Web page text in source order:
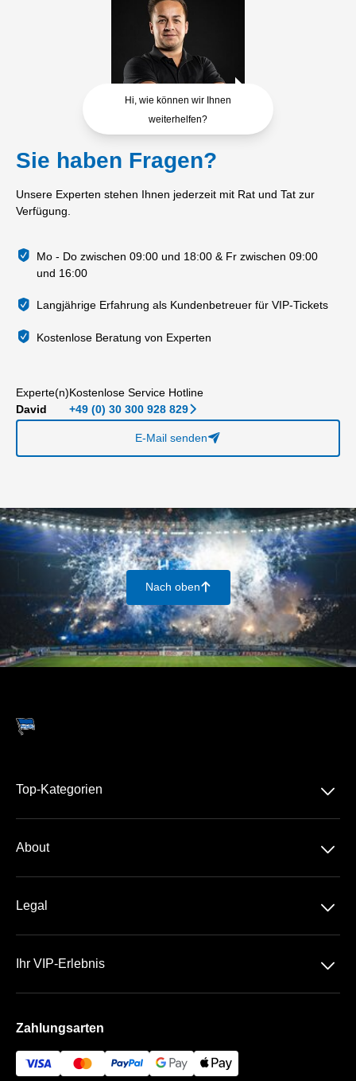
Hi, wie können wir Ihnen
weiterhelfen?
Sie haben Fragen?
Unsere Experten stehen Ihnen jederzeit mit Rat und Tat zur
Verfügung.
Mo - Do zwischen 09:00 und 18:00 & Fr zwischen 09:00
und 16:00
Langjährige Erfahrung als Kundenbetreuer für VIP-Tickets
Kostenlose Beratung von Experten
Experte(n)
David
Kostenlose Service Hotline
+49 (0) 30 300 928 829􀆊
E-Mail senden􀈠
Nach oben􀄨
Top-Kategorien 􀆈
DFB-Pokal
About 􀆈
Team
Legal 􀆈
Ihr VIP-Erlebnis 􀆈
Hertha BSC Business App
Zahlungsarten